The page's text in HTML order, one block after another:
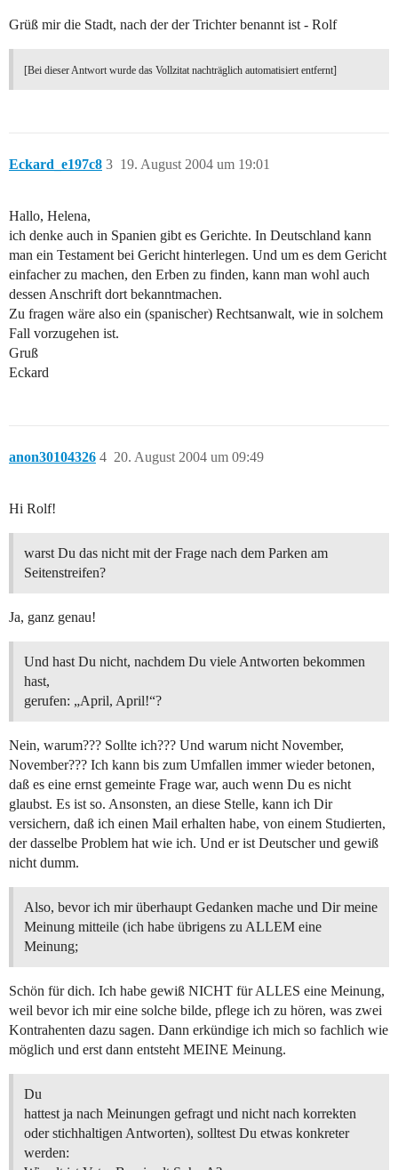
Grüß mir die Stadt, nach der der Trichter benannt ist - Rolf
[Bei dieser Antwort wurde das Vollzitat nachträglich automatisiert entfernt]
Eckard_e197c8 19. August 2004 um 19:01
3
Hallo, Helena,
ich denke auch in Spanien gibt es Gerichte. In Deutschland kann
man ein Testament bei Gericht hinterlegen. Und um es dem Gericht
einfacher zu machen, den Erben zu finden, kann man wohl auch
dessen Anschrift dort bekanntmachen.
Zu fragen wäre also ein (spanischer) Rechtsanwalt, wie in solchem
Fall vorzugehen ist.
Gruß
Eckard
anon30104326 20. August 2004 um 09:49
4
Hi Rolf!
warst Du das nicht mit der Frage nach dem Parken am
Seitenstreifen?
Ja, ganz genau!
Und hast Du nicht, nachdem Du viele Antworten bekommen
hast,
gerufen: „April, April!“?
Nein, warum??? Sollte ich??? Und warum nicht November,
November??? Ich kann bis zum Umfallen immer wieder betonen,
daß es eine ernst gemeinte Frage war, auch wenn Du es nicht
glaubst. Es ist so. Ansonsten, an diese Stelle, kann ich Dir
versichern, daß ich einen Mail erhalten habe, von einem Studierten,
der dasselbe Problem hat wie ich. Und er ist Deutscher und gewiß
nicht dumm.
Also, bevor ich mir überhaupt Gedanken mache und Dir meine
Meinung mitteile (ich habe übrigens zu ALLEM eine
Meinung;
Schön für dich. Ich habe gewiß NICHT für ALLES eine Meinung,
weil bevor ich mir eine solche bilde, pflege ich zu hören, was zwei
Kontrahenten dazu sagen. Dann erkündige ich mich so fachlich wie
möglich und erst dann entsteht MEINE Meinung.
Du
hattest ja nach Meinungen gefragt und nicht nach korrekten
oder stichhaltigen Antworten), solltest Du etwas konkreter
werden: